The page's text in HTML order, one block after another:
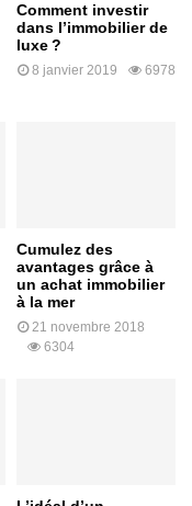
Comment investir
dans l’immobilier de
luxe ?
8 janvier 2019 6978
Cumulez des
avantages grâce à
un achat immobilier
à la mer
21 novembre 2018
6304